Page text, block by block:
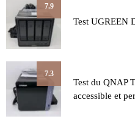
7.9
Test UGREEN
7.3
Test du QNAP
accessible et